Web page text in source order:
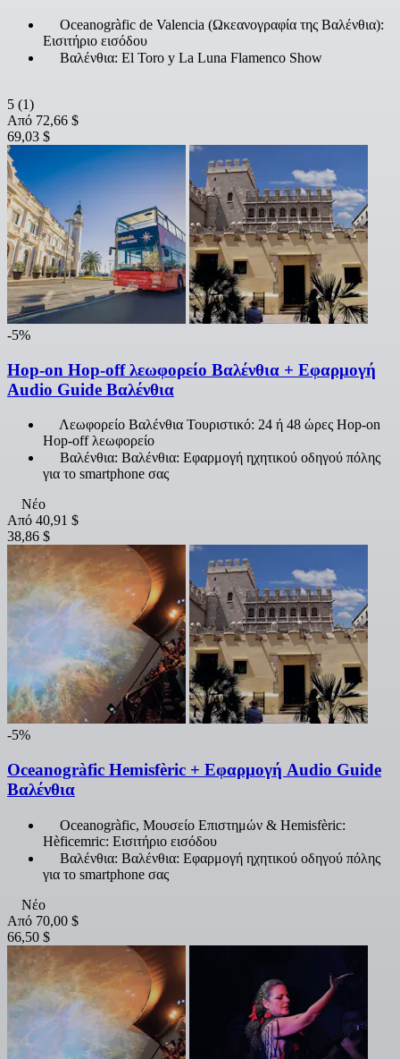
Oceanogràfic de Valencia (Ωκεανογραφία της Βαλένθια):
Εισιτήριο εισόδου
Βαλένθια: El Toro y La Luna Flamenco Show
5 (1)
Από 72,66 $
69,03 $
-5%
Hop-on Hop-off λεωφορείο Βαλένθια + Εφαρμογή
Audio Guide Βαλένθια
Λεωφορείο Βαλένθια Τουριστικό: 24 ή 48 ώρες Hop-on
Hop-off λεωφορείο
Βαλένθια: Βαλένθια: Εφαρμογή ηχητικού οδηγού πόλης
για το smartphone σας
Νέο
Από 40,91 $
38,86 $
-5%
Oceanogràfic Hemisfèric + Εφαρμογή Audio Guide
Βαλένθια
Oceanogràfic, Μουσείο Επιστημών & Hemisfèric:
Hèficemric: Εισιτήριο εισόδου
Βαλένθια: Βαλένθια: Εφαρμογή ηχητικού οδηγού πόλης
για το smartphone σας
Νέο
Από 70,00 $
66,50 $